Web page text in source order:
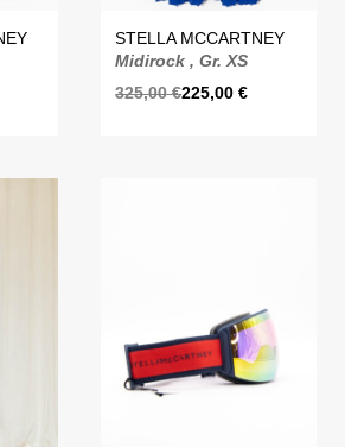
STELLA MCCARTNEY
Midirock , Gr. XS
325,00€225,00€